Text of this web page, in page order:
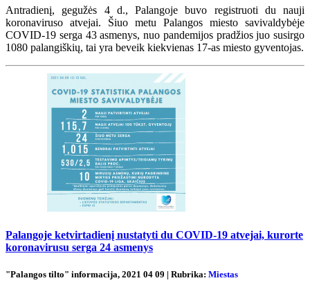
Antradienį, gegužės 4 d., Palangoje buvo registruoti du nauji
koronaviruso atvejai. Šiuo metu Palangos miesto savivaldybėje
COVID-19 serga 43 asmenys, nuo pandemijos pradžios juo susirgo
1080 palangiškių, tai yra beveik kiekvienas 17-as miesto gyventojas.
Palangoje ketvirtadienį nustatyti du COVID-19 atvejai, kurorte
koronavirusu serga 24 asmenys
"Palangos tilto" informacija, 2021 04 09 | Rubrika: Miestas